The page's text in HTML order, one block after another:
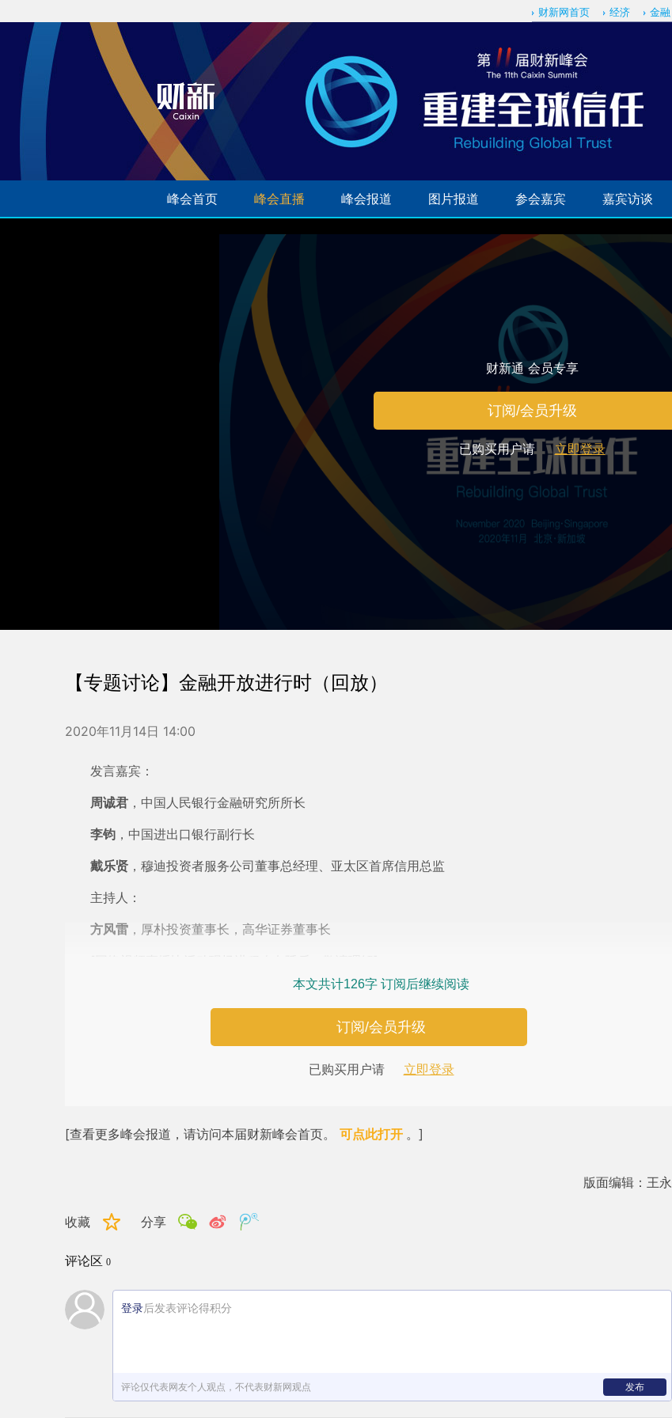
财新网首页 经济 金融
峰会首页 峰会直播 峰会报道 图片报道 参会嘉宾 嘉宾访谈
财新通 会员专享
订阅/会员升级
已购买用户请 立即登录
【专题讨论】金融开放进行时（回放）
2020年11月14日 14:00
发言嘉宾：
周诚君 ，中国人民银行金融研究所所长
李钧 ，中国进出口银行副行长
戴乐贤 ，穆迪投资者服务公司董事总经理、亚太区首席信用总监
主持人：
方风雷 ，厚朴投资董事长，高华证券董事长
本文共计126字 订阅后继续阅读
订阅/会员升级
已购买用户请 立即登录
[查看更多峰会报道，请访问本届财新峰会首页。 可点此打开 。]
版面编辑：王永
收藏 分享
评论区 0
登录后发表评论得积分
评论仅代表网友个人观点，不代表财新网观点 发布